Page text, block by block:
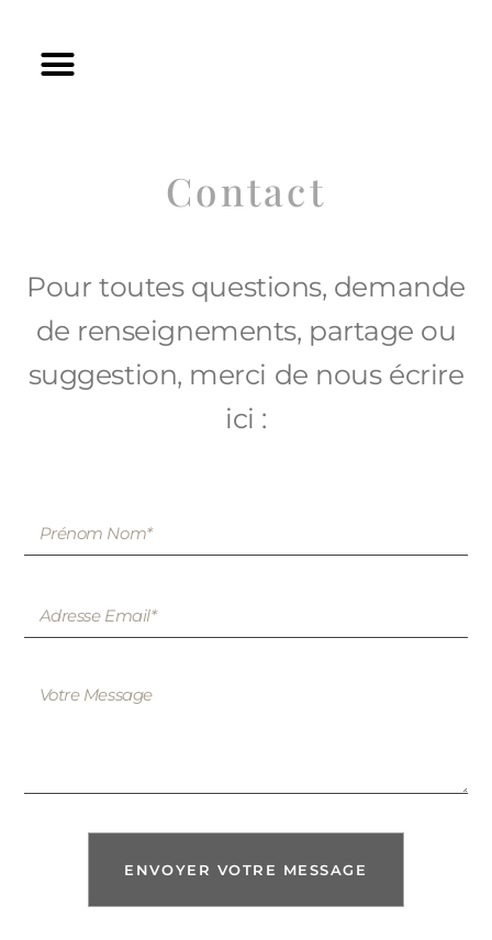
Contact
Pour toutes questions, demande
de renseignements, partage ou
suggestion, merci de nous écrire
ici :
ENVOYER VOTRE MESSAGE